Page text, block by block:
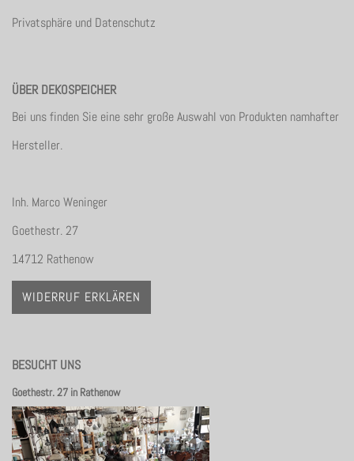
Privatsphäre und Datenschutz
ÜBER DEKOSPEICHER
Bei uns finden Sie eine sehr große Auswahl von Produkten namhafter
Hersteller.
Inh. Marco Weninger
Goethestr. 27
14712 Rathenow
WIDERRUF ERKLÄREN
BESUCHT UNS
Goethestr. 27 in Rathenow